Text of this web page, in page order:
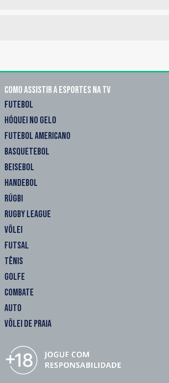
Como assistir a esportes na TV
FUTEBOL
HÓQUEI NO GELO
FUTEBOL AMERICANO
BASQUETEBOL
BEISEBOL
HANDEBOL
RÚGBI
RUGBY LEAGUE
VÔLEI
FUTSAL
TÊNIS
GOLFE
COMBATE
AUTO
VÔLEI DE PRAIA